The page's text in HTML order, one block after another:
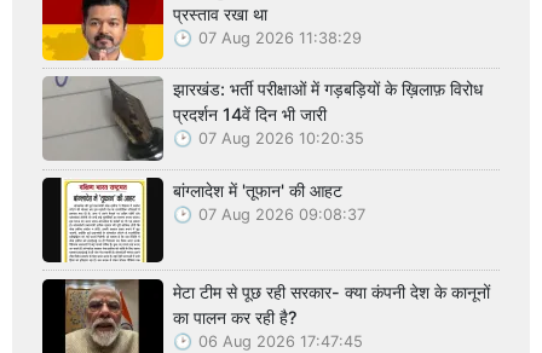
प्रस्ताव रखा था
07 Aug 2026 11:38:29
झारखंड: भर्ती परीक्षाओं में गड़बड़ियों के ख़िलाफ़ विरोध
प्रदर्शन 14वें दिन भी जारी
07 Aug 2026 10:20:35
बांग्लादेश में 'तूफान' की आहट
07 Aug 2026 09:08:37
मेटा टीम से पूछ रही सरकार- क्या कंपनी देश के कानूनों
का पालन कर रही है?
06 Aug 2026 17:47:45